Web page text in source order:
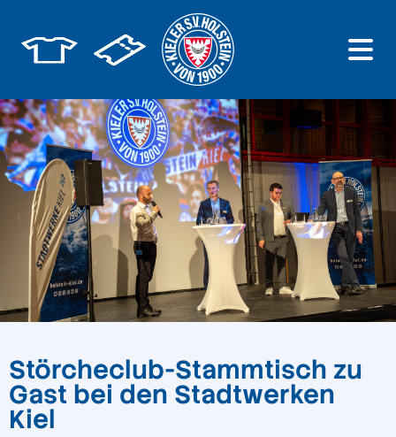
Störcheclub-Stammtisch zu
Gast bei den Stadtwerken
Kiel